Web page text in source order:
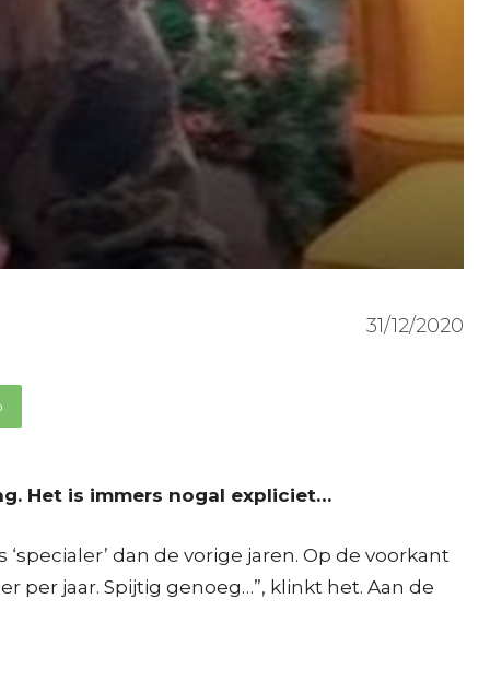
31/12/2020
Het is immers nogal expliciet…
dan de vorige jaren. Op de voorkant
per jaar. Spijtig genoeg…”, klinkt het. Aan de